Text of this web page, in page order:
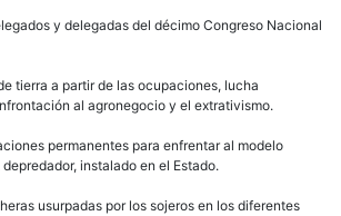
y delegadas del décimo Congreso Nacional
tierra a partir de las ocupaciones, lucha
al agronegocio y el extrativismo.
permanentes para enfrentar al modelo
instalado en el Estado.
usurpadas por los sojeros en los diferentes